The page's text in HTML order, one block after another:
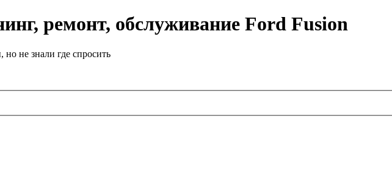
ремонт, обслуживание Ford Fusion
не знали где спросить